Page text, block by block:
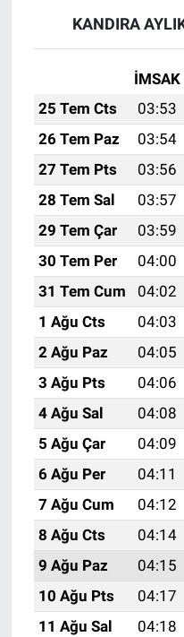
KANDIRA
İMSAK
25 Tem Cts
03:53
26 Tem Paz
03:54
27 Tem Pts
03:56
28 Tem Sal
03:57
29 Tem Çar
03:59
30 Tem Per
04:00
31 Tem Cum
04:02
1 Ağu Cts
04:03
2 Ağu Paz
04:05
3 Ağu Pts
04:06
4 Ağu Sal
04:08
5 Ağu Çar
04:09
6 Ağu Per
04:11
7 Ağu Cum
04:12
8 Ağu Cts
04:14
9 Ağu Paz
04:15
10 Ağu Pts
04:17
11 Ağu Sal
04:18